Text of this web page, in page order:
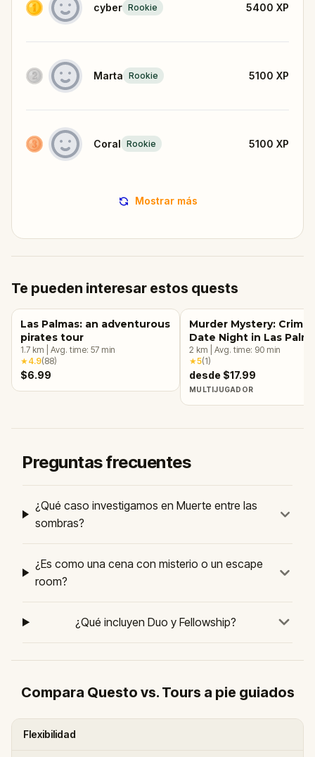
cyber Rookie 5400 XP
Marta Rookie 5100 XP
Coral Rookie 5100 XP
Mostrar más
Te pueden interesar estos quests
Las Palmas: an adventurous
pirates tour
1.7 km Avg. time: 57 min
★4.9(88)
$6.99
Murder Mystery: Crime
Date Night in Las
Gran Canaria
2 km Avg. time: 90 min
★5(1)
desde $17.99
MULTIJUGADOR
Preguntas frecuentes
¿Qué caso investigamos en Muerte entre las
sombras?
¿Es como una cena con misterio o un escape
room?
¿Qué incluyen Duo y Fellowship?
Compara Questo vs. Tours a pie guiados
Flexibilidad